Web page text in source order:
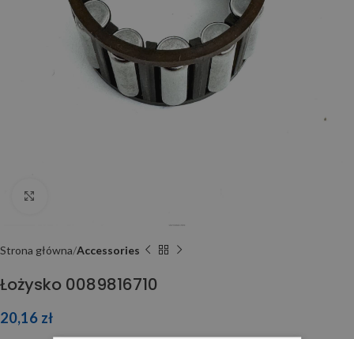
Strona główna Accessories
Łożysko 0089816710
20,16 zł